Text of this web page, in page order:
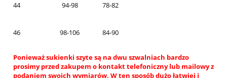
44 94-98 78-82
46 98-106 84-90
Ponieważ sukienki szyte są na dwu szwalniach bardzo
prosimy przed zakupem o kontakt telefoniczny lub mailowy z
podaniem swoich wymiarów. W ten sposób dużo łatwiej i